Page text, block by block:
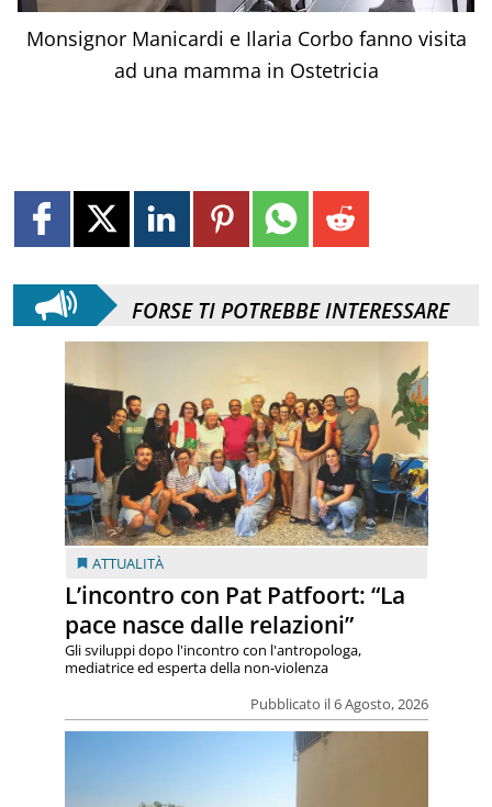
Monsignor Manicardi e Ilaria Corbo fanno visita
ad una mamma in Ostetricia
FORSE TI POTREBBE INTERESSARE
ATTUALITÀ
L’incontro con Pat Patfoort: “La
pace nasce dalle relazioni”
Pubblicato il 6 Agosto, 2026
Gli sviluppi dopo l'incontro con l'antropologa,
mediatrice ed esperta della non-violenza